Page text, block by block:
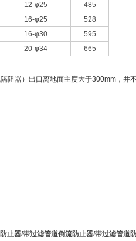
12-φ25
485
16-φ25
528
16-φ30
595
20-φ34
665
器）出口离地面主度大于300mm，并
止器/带过滤管道倒流防止器/带过滤管道